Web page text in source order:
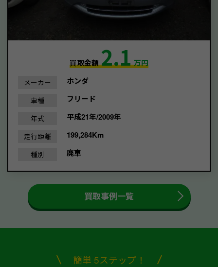
買取金額2.1万円
メーカー ホンダ
車種 フリード
年式 平成21年/2009年
走行距離 199,284Km
種別 廃車
買取事例一覧
簡単 5ステップ！